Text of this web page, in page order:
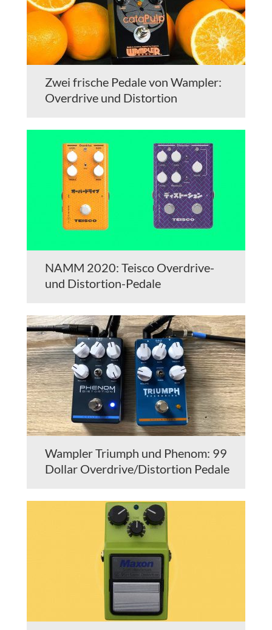
Zwei frische Pedale von Wampler:
Overdrive und Distortion
NAMM 2020: Teisco Overdrive-
und Distortion-Pedale
Wampler Triumph und Phenom: 99
Dollar Overdrive/Distortion Pedale